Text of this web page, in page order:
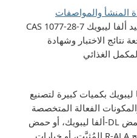
والمواصفات
ليبويك CAS 1077-28-7
الاختبار وشهادة
الغذائي
بكميات كبيرة لتصنيع
الفعالة المتخصصة
متوفر على شكل حمض DL-ألفا ليبويك، أو حمض